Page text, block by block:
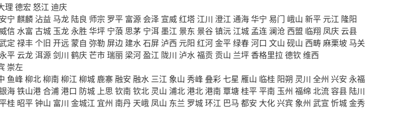
理 德宏 怒江 迪庆
安宁 麒麟 沾益 马龙 陆良 师宗 罗平 富源 会泽 宣威红塔 江川 澄江 通海华宁 易门 峨山 新平 元江 隆阳
威信水富 古城 玉龙 永胜 华坪 宁蒗 思茅 宁洱 墨江 景东 景谷镇沅 江城 孟连 澜沧 西盟 临翔 凤庆 云县
定 禄丰个旧 开远 蒙自 弥勒 屏边 建水石屏 泸西 元阳 红河金平绿春河口 文山 砚山 西畴麻栗坡 马关
永平 云龙 洱源剑川 鹤庆 芒市瑞丽 梁河盈江 陇川 泸水福贡 贡山 兰坪 香格里拉 德钦维西
崇左
鱼峰 柳北柳南 柳江 柳城 鹿寨融安 融水 三江 象山 秀峰 叠彩七星 雁山 临桂 阳朔 灵川 全州 兴安 永福
海铁山港合浦港口 防城 上思 钦南 钦北 灵山 浦北港北港南 覃塘桂平平南 玉州 福绵 北流 容县 陆川
桂 昭平钟山 富川 金城江 宜州 南丹 天峨 凤山 东兰 罗城环江 巴马 都安 大化兴宾 象州 武宣 忻城金秀